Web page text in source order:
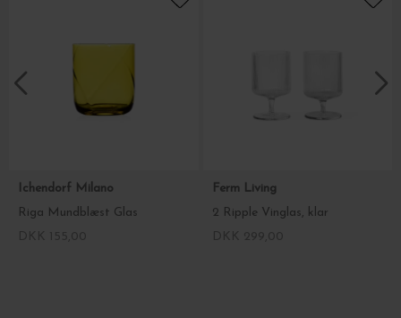
Ichendorf Milano
Riga Mundblæst Glas
Ferm Living
2 Ripple Vinglas, klar